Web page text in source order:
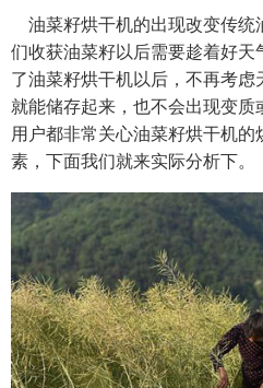
油菜籽烘干机的出现改变传统
们收获油菜籽以后需要趁着好
了油菜籽烘干机以后，不再考
就能储存起来，也不会出现变
用户都非常关心油菜籽烘干机
素，下面我们就来实际分析下。